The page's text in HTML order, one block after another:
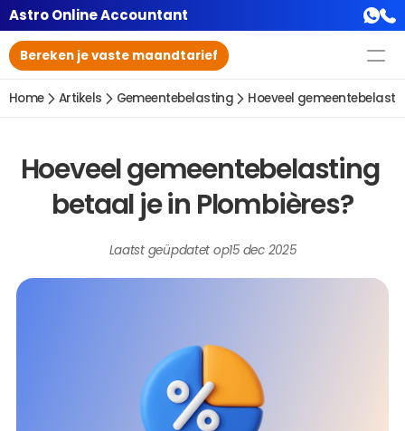
Astro Online Accountant
Bereken je vaste maandtarief
Home Artikels Gemeentebelasting Hoeveel
Hoeveel gemeentebelasting
betaal je in Plombières?
Laatst geüpdatet op15 dec 2025